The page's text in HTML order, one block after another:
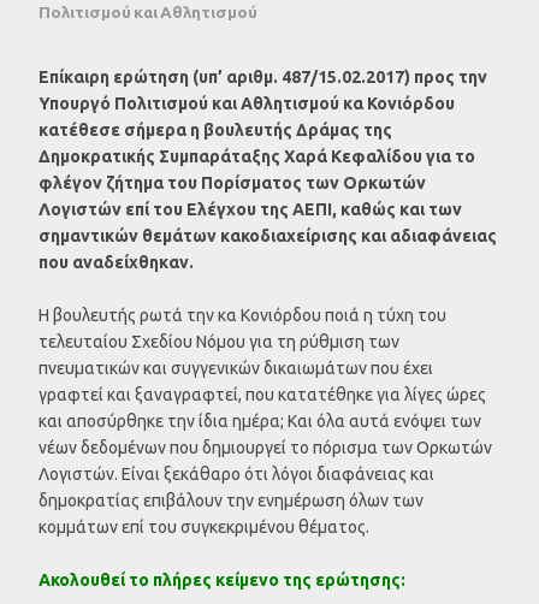
Πολιτισμού και Αθλητισμού
Επίκαιρη ερώτηση (υπ’ αριθμ. 487/15.02.2017) προς την
Υπουργό Πολιτισμού και Αθλητισμού κα Κονιόρδου
κατέθεσε σήμερα η βουλευτής Δράμας της
Δημοκρατικής Συμπαράταξης Χαρά Κεφαλίδου για το
φλέγον ζήτημα του Πορίσματος των Ορκωτών
Λογιστών επί του Ελέγχου της ΑΕΠΙ, καθώς και των
σημαντικών θεμάτων κακοδιαχείρισης και αδιαφάνειας
που αναδείχθηκαν.
Η βουλευτής ρωτά την κα Κονιόρδου ποιά η τύχη του
τελευταίου Σχεδίου Νόμου για τη ρύθμιση των
πνευματικών και συγγενικών δικαιωμάτων που έχει
γραφτεί και ξαναγραφτεί, που κατατέθηκε για λίγες ώρες
και αποσύρθηκε την ίδια ημέρα; Και όλα αυτά ενόψει των
νέων δεδομένων που δημιουργεί το πόρισμα των Ορκωτών
Λογιστών. Είναι ξεκάθαρο ότι λόγοι διαφάνειας και
δημοκρατίας επιβάλουν την ενημέρωση όλων των
κομμάτων επί του συγκεκριμένου θέματος.
Ακολουθεί το πλήρες κείμενο της ερώτησης: